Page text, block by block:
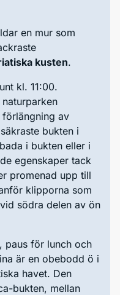
en mur som
kusten.
kl. 11:00.
av
bukten i
i bukten eller i
egenskaper tack
promenad upp till
klipporna som
södra delen av ön
, paus för lunch och
är en obebodd ö i
havet. Den
bukten, mellan